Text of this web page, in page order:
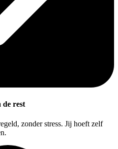
de rest
zonder stress. Jij hoeft zelf